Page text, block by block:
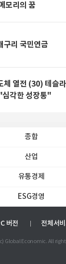
모리의 꿈
구리 국민연금
열전 (30) 테슬라
각한 성장통"
종합
산업
유통경제
ESG경영
버전 전체서
Global Economic. All